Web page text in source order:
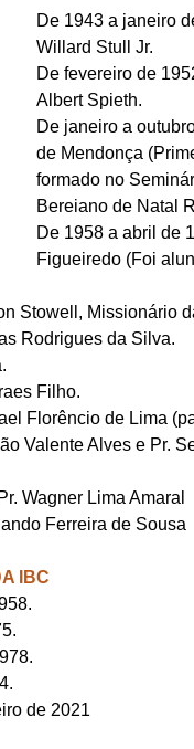
De 1943 a janeiro
Willard Stull Jr.
De fevereiro de
Albert Spieth.
De janeiro a
de Mendonça
formado no
Bereiano de Natal
De 1958 a abril de
Figueiredo (Foi
Stowell, Missionário
Rodrigues da Silva.
Filho.
Florêncio de Lima
Valente Alves e Pr.
Wagner Lima Amaral
Ferreira de Sousa
IBC
de 2021